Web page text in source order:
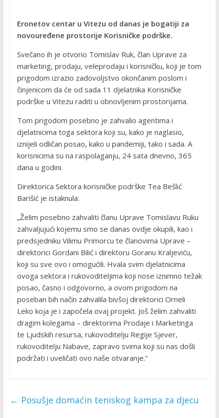
Eronetov centar u Vitezu od danas je bogatiji za
novouređene prostorije Korisničke podrške.
Svečano ih je otvorio Tomislav Ruk, član Uprave za
marketing, prodaju, veleprodaju i korisničku, koji je tom
prigodom izrazio zadovoljstvo okončanim poslom i
činjenicom da će od sada 11 djelatnika Korisničke
podrške u Vitezu raditi u obnovljenim prostorijama.
Tom prigodom posebno je zahvalio agentima i
djelatnicima toga sektora koji su, kako je naglasio,
iznijeli odličan posao, kako u pandemiji, tako i sada. A
korisnicima su na raspolaganju, 24 sata dnevno, 365
dana u godini.
Direktorica Sektora korisničke podrške Tea Bešlić
Barišić je istaknula:
„Želim posebno zahvaliti članu Uprave Tomislavu Ruku
zahvaljujući kojemu smo se danas ovdje okupili, kao i
predsjedniku Vilimu Primorcu te članovima Uprave –
direktorici Gordani Bilić i direktoru Goranu Kraljeviću,
koji su sve ovo i omogućili. Hvala svim djelatnicima
ovoga sektora i rukovoditeljima koji nose iznimno težak
posao, časno i odgovorno, a ovom prigodom na
poseban bih način zahvalila bivšoj direktorici Orneli
Leko koja je i započela ovaj projekt. Još želim zahvaliti
dragim kolegama – direktorima Prodaje i Marketinga
te Ljudskih resursa, rukovoditelju Regije Sjever,
rukovoditelju Nabave, zapravo svima koji su nas došli
podržati i uveličati ovo naše otvaranje.“
← Posušje domaćin teniskog kampa za djecu